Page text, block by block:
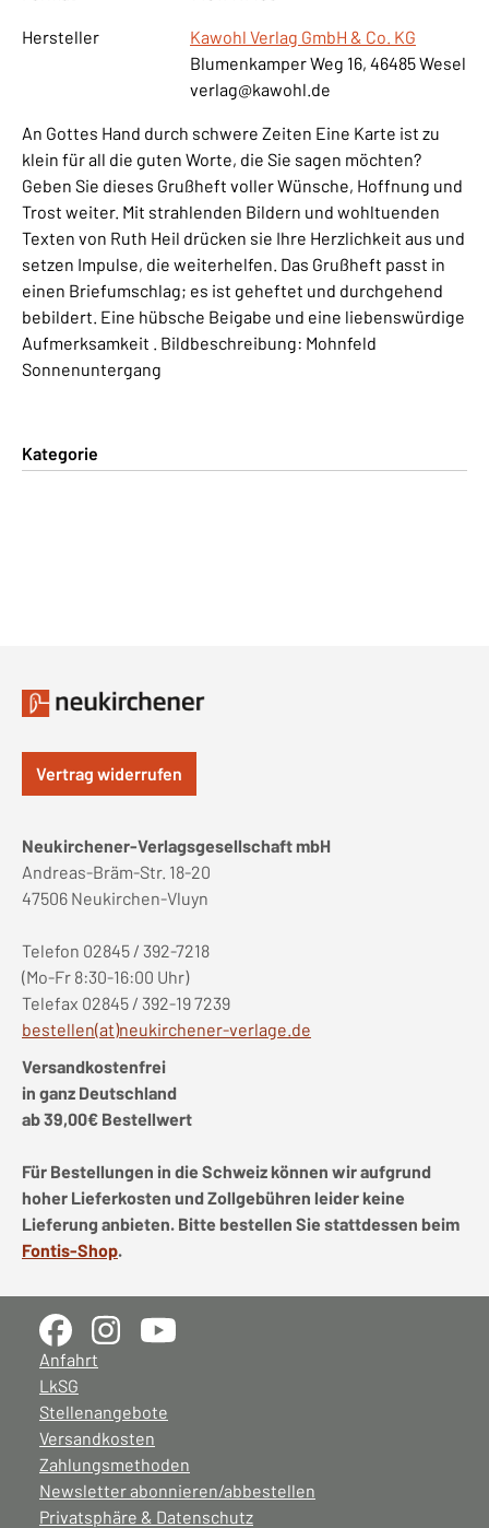
Hersteller
Kawohl Verlag GmbH & Co. KG
Blumenkamper Weg 16, 46485 Wesel
verlag@kawohl.de
An Gottes Hand durch schwere Zeiten Eine Karte ist zu
klein für all die guten Worte, die Sie sagen möchten?
Geben Sie dieses Grußheft voller Wünsche, Hoffnung und
Trost weiter. Mit strahlenden Bildern und wohltuenden
Texten von Ruth Heil drücken sie Ihre Herzlichkeit aus und
setzen Impulse, die weiterhelfen. Das Grußheft passt in
einen Briefumschlag; es ist geheftet und durchgehend
bebildert. Eine hübsche Beigabe und eine liebenswürdige
Aufmerksamkeit . Bildbeschreibung: Mohnfeld
Sonnenuntergang
Kategorie
Vertrag widerrufen
Neukirchener-Verlagsgesellschaft mbH
Andreas-Bräm-Str. 18-20
47506 Neukirchen-Vluyn
Telefon 02845 / 392-7218
(Mo-Fr 8:30-16:00 Uhr)
Telefax 02845 / 392-19 7239
bestellen(at)neukirchener-verlage.de
Versandkostenfrei
in ganz Deutschland
ab 39,00€ Bestellwert
Für Bestellungen in die Schweiz können wir aufgrund
hoher Lieferkosten und Zollgebühren leider keine
Lieferung anbieten. Bitte bestellen Sie stattdessen beim
Fontis-Shop.
Anfahrt
LkSG
Stellenangebote
Versandkosten
Zahlungsmethoden
Newsletter abonnieren/abbestellen
Privatsphäre & Datenschutz